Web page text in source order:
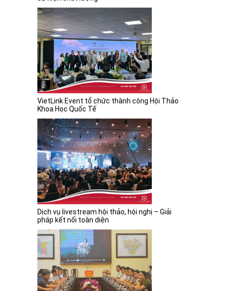
VietLink Event tổ chức thành công Hội Thảo
Khoa Học Quốc Tế
Dịch vụ livestream hội thảo, hội nghị – Giải
pháp kết nối toàn diện